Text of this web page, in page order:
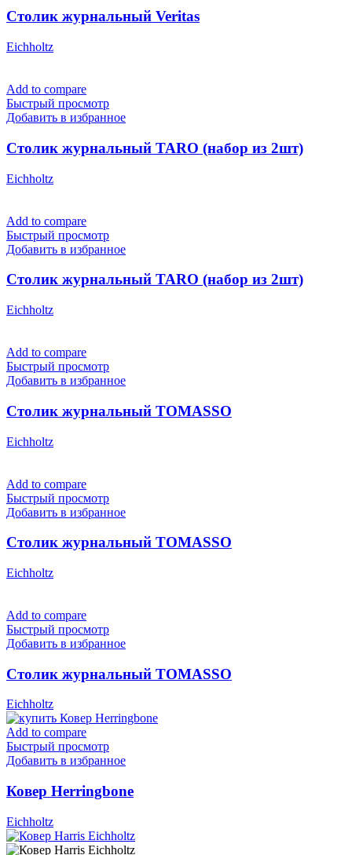
Столик журнальный Veritas
Eichholtz
Add to compare
Быстрый просмотр
Добавить в избранное
Столик журнальный TARO (набор из 2шт)
Eichholtz
Add to compare
Быстрый просмотр
Добавить в избранное
Столик журнальный TARO (набор из 2шт)
Eichholtz
Add to compare
Быстрый просмотр
Добавить в избранное
Столик журнальный TOMASSO
Eichholtz
Add to compare
Быстрый просмотр
Добавить в избранное
Столик журнальный TOMASSO
Eichholtz
Add to compare
Быстрый просмотр
Добавить в избранное
Столик журнальный TOMASSO
Eichholtz
Add to compare
Быстрый просмотр
Добавить в избранное
Ковер Herringbone
Eichholtz